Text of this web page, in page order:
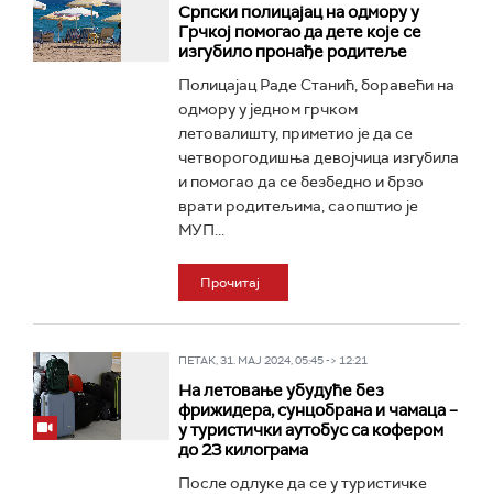
Српски полицајац на одмору у
Грчкој помогао да дете које се
изгубило пронађе родитеље
Полицајац Раде Станић, боравећи на
одмору у једном грчком
летовалишту, приметио је да се
четворогодишња девојчица изгубила
и помогао да се безбедно и брзо
врати родитељима, саопштио је
МУП...
Прочитај
ПЕТАК, 31. МАЈ 2024, 05:45 -> 12:21
На летовање убудуће без
фрижидера, сунцобрана и чамаца –
у туристички аутобус са кофером
до 23 килограма
После одлуке да се у туристичке